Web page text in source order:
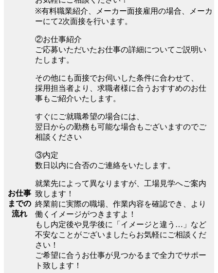
お仕事
までの
流れ
※有料職業紹介、メーカー面接雇用の場合、メーカ
ーにて2次面接を行います。
②お仕事紹介
ご応募いただいたお仕事の詳細についてご説明い
たします。
その他にも面接でお伺いした条件に合わせて、
採用担当者より、求職者様に合うおすすめのお仕
事もご紹介いたします。
すぐにご就職希望の場合には、
翌日からの勤務も可能な場合もございますのでご
相談ください
③内定
数日以内に合否のご連絡をいたします。
就業先によって異なりますが、工場見学へご案内
致します！
終業前に実際の職場、作業内容を確認でき、より
働くイメージがつきますよ！
もし内定後や見学後に「イメージと違う…」など
不安なことがございましたらお気軽にご相談くだ
さい！
ご希望に合うお仕事が見つかるまで全力でサポー
ト致します！